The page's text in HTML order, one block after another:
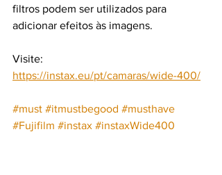
filtros podem ser utilizados para
adicionar efeitos às imagens.
Visite:
https://instax.eu/pt/camaras/wide-400/
#must #itmustbegood #musthave
#Fujifilm #instax #instaxWide400